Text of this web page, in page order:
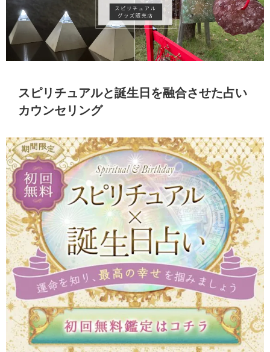
スピリチュアルと誕生日を融合させた占い
カウンセリング